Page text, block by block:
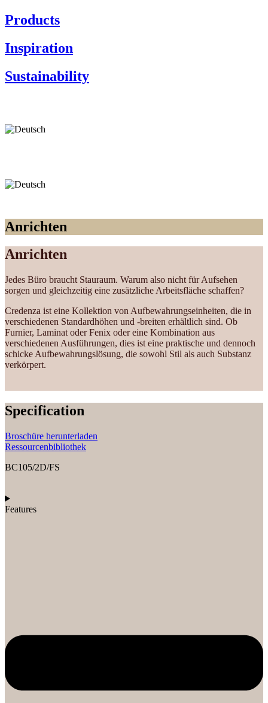
Products
Inspiration
Sustainability
Anrichten
Anrichten
Jedes Büro braucht Stauraum. Warum also nicht für Aufsehen
sorgen und gleichzeitig eine zusätzliche Arbeitsfläche schaffen?
Credenza ist eine Kollektion von Aufbewahrungseinheiten, die in
verschiedenen Standardhöhen und -breiten erhältlich sind. Ob
Furnier, Laminat oder Fenix oder eine Kombination aus
verschiedenen Ausführungen, dies ist eine praktische und dennoch
schicke Aufbewahrungslösung, die sowohl Stil als auch Substanz
verkörpert.
Specification
Broschüre herunterladen
Ressourcenbibliothek
BC105/2D/FS
Features